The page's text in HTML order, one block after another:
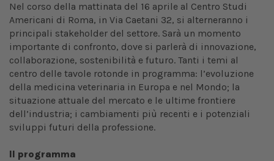
Nel corso della mattinata del 16 aprile al Centro Studi
Americani di Roma, in Via Caetani 32, si alterneranno i
principali stakeholder del settore. Sarà un momento
importante di confronto, dove si parlerà di innovazione,
collaborazione, sostenibilità e futuro. Tanti i temi al
centro delle tavole rotonde in programma: l’evoluzione
della medicina veterinaria in Europa e nel Mondo; la
situazione attuale del mercato e le ultime frontiere
dell’industria; i cambiamenti più recenti e i potenziali
sviluppi futuri della professione.
Il programma